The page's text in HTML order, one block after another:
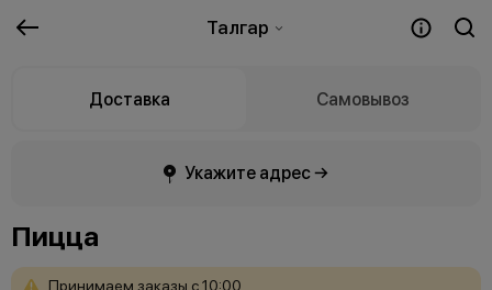
Талгар
Доставка Самовывоз
Укажите адрес →
Пицца
Принимаем заказы с10:00